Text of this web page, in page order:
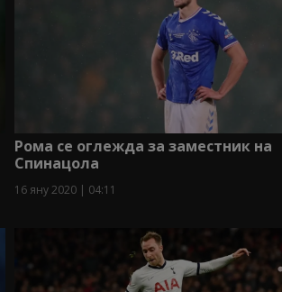
Рома се оглежда за заместник на
Спинацола
16 яну 2020 | 04:11